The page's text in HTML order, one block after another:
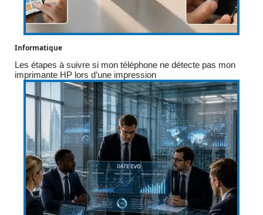
Informatique
Les étapes à suivre si mon téléphone ne détecte pas mon
imprimante HP lors d’une impression